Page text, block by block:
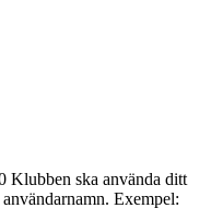
Klubben ska använda ditt
Exempel: